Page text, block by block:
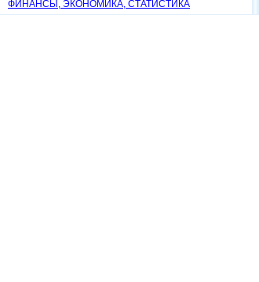
ФИНАНСЫ, ЭКОНОМИКА, СТАТИСТИКА